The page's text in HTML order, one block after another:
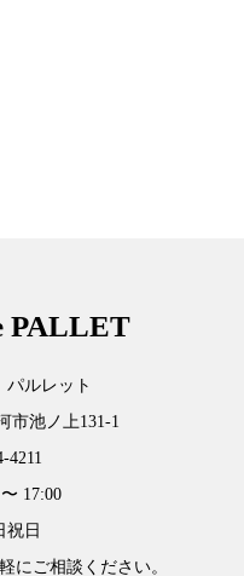
PALLET
ルレット
市池ノ上131-1
4211
17:00
日
にご相談ください。